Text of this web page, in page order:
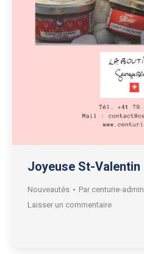
Joyeuse St-Valentin
Nouveautés Par centurie-admin
Laisser un commentaire